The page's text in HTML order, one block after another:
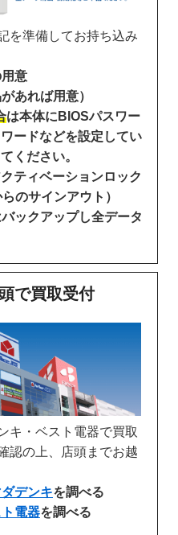
を準備してお持ち込み
意
あれば用意）
は本体にBIOSパスワー
ワードなどを設定してい
ください。
ティベーションロック
のサインアウト）
ックアップし全データ
で買取受付
キ・ベスト電器で買取
認の上、店頭までお越
デンキを調べる
電器を調べる